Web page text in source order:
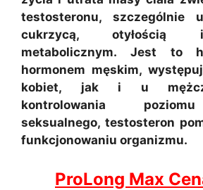
testosteronu, szczególnie
cukrzycą, otyłością
metabolicznym. Jest to
hormonem męskim,
kobiet, jak i u
kontrolowania
seksualnego, testosteron
funkcjonowaniu organizmu.
ProLong Max Ce